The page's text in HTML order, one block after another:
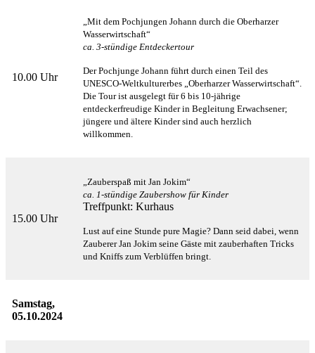
10.00 Uhr
„Mit dem Pochjungen Johann durch die Oberharzer
Wasserwirtschaft“
ca. 3-stündige Entdeckertour
Der Pochjunge Johann führt durch einen Teil des
UNESCO-Weltkulturerbes „Oberharzer Wasserwirtschaft“.
Die Tour ist ausgelegt für 6 bis 10-jährige
entdeckerfreudige Kinder in Begleitung Erwachsener;
jüngere und ältere Kinder sind auch herzlich
willkommen.
15.00 Uhr
„Zauberspaß mit Jan Jokim“
ca. 1-stündige Zaubershow für Kinder
Treffpunkt: Kurhaus
Lust auf eine Stunde pure Magie? Dann seid dabei, wenn
Zauberer Jan Jokim seine Gäste mit zauberhaften Tricks
und Kniffs zum Verblüffen bringt.
Samstag,
05.10.2024